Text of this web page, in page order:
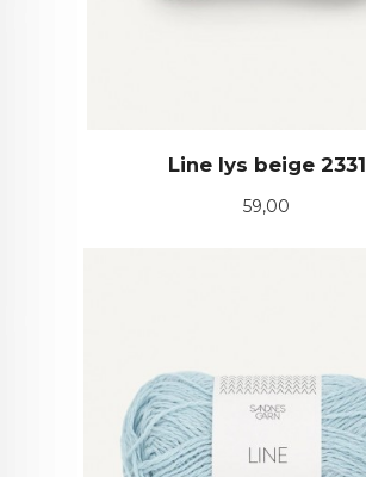
Line lys beige 2331
Pris
59,00